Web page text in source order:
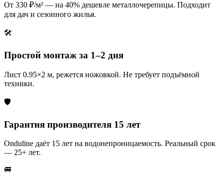
От 330 ₽/м² — на 40% дешевле металлочерепицы. Подходит
для дач и сезонного жилья.
🛠️
Простой монтаж за 1–2 дня
Лист 0.95×2 м, режется ножовкой. Не требует подъёмной
техники.
🛡️
Гарантия производителя 15 лет
Onduline даёт 15 лет на водонепроницаемость. Реальный срок
— 25+ лет.
🚐